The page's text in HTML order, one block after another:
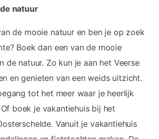
natuur
de mooie natuur en ben je op zoek
Boek dan een van de mooie
de natuur. Zo kun je aan het Veerse
en genieten van een weids uitzicht.
tot het meer waar je heerlijk
boek je vakantiehuis bij het
Vanuit je vakantiehuis